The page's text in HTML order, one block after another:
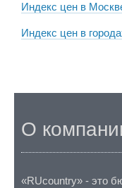
Индекс цен в
Индекс цен в
О
«RUcountry» - это